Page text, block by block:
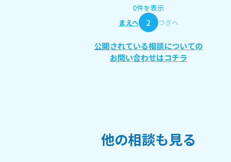
0件を表示
まえへ
2 つぎへ
公開されている相談についての
お問い合わせはコチラ
他の相談も見る